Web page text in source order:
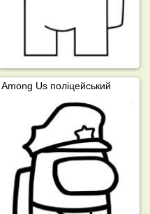
Among Us поліцейський